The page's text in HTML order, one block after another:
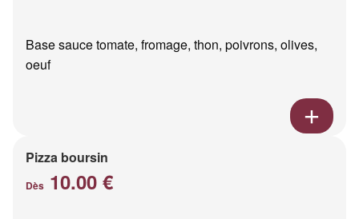
Base sauce tomate, fromage, thon, poivrons, olives,
oeuf
Pizza boursin
Dès 10.00 €